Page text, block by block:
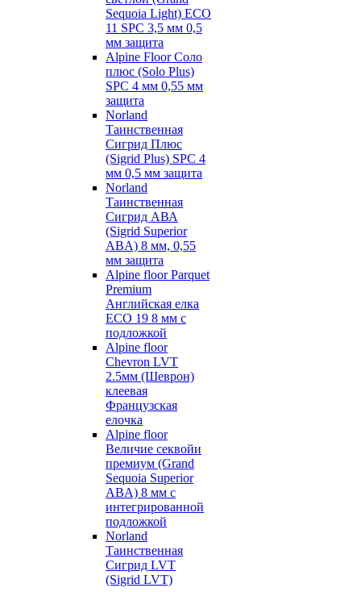
Sequoia Light) ECO
11 SPC 3,5 мм 0,5
мм защита
Alpine Floor Соло
плюс (Solo Plus)
SPC 4 мм 0,55 мм
защита
Norland
Таинственная
Сигрид Плюс
(Sigrid Plus) SPC 4
мм 0,5 мм защита
Norland
Таинственная
Сигрид АВА
(Sigrid Superior
ABA) 8 мм, 0,55
мм защита
Alpine floor Parquet
Premium
Английская елка
ECO 19 8 мм с
подложкой
Alpine floor
Chevron LVT
2.5мм (Шеврон)
клеевая
Французская
елочка
Alpine floor
Величие секвойи
премиум (Grand
Sequoia Superior
ABA) 8 мм с
интегрированной
подложкой
Norland
Таинственная
Сигрид LVT
(Sigrid LVT)